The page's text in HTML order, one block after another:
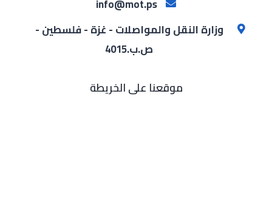
وزارة النقل والمواصلات - غزة - فلسطين -
ص.ب.4015
موقعنا على الخريطة